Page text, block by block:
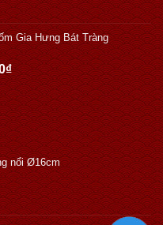
Gia Hưng Bát Tràng
₫
nổi Ø16cm